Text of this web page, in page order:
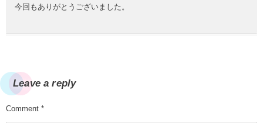
今回もありがとうございました。
Leave a reply
Comment *